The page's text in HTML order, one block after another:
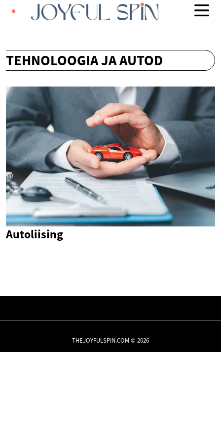
TEHNOLOOGIA JA AUTOD
Autoliising
THEJOYFULSPIN.COM © 2026